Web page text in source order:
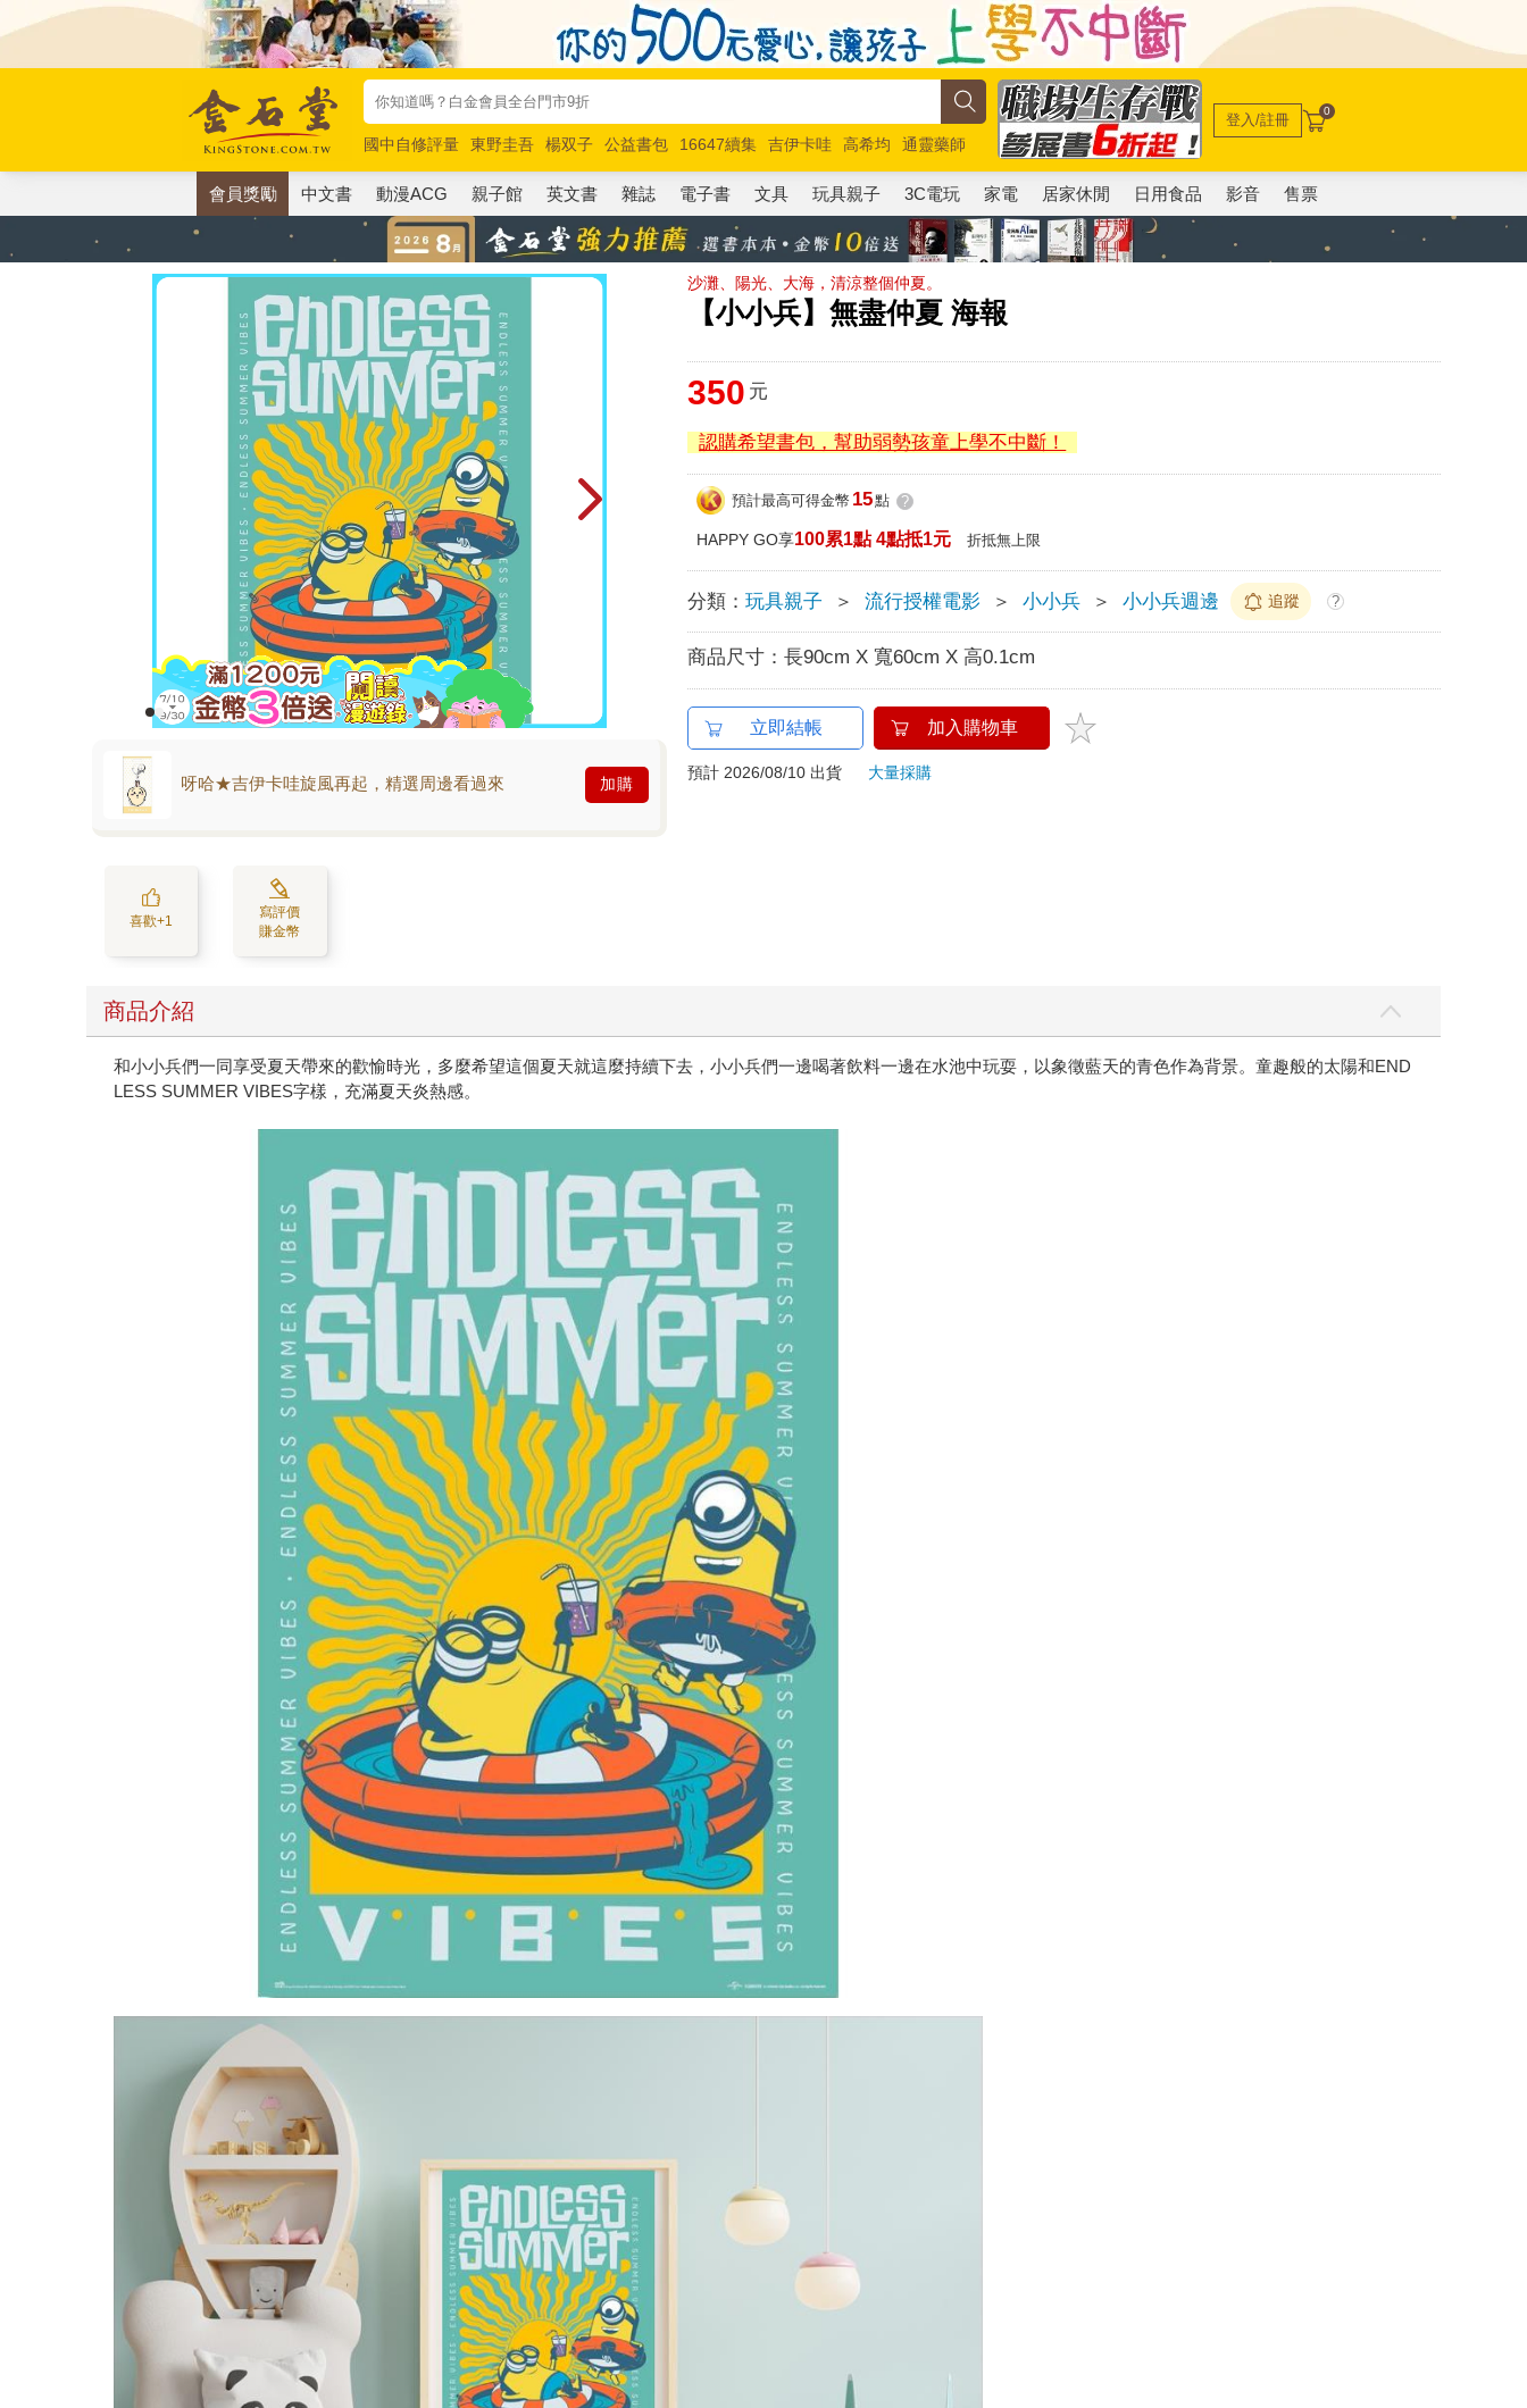
國中自修評量 東野圭吾 楊双子 公益書包 16647續集 吉伊卡哇 高希均
通靈藥師
唯紅花綻放
奧德賽 路邊攤新作 馬斯克 玩具總動員5 超慢跑
登入/註冊 0
會員獎勵 中文書 動漫ACG 親子館 英文書 雜誌 電子書 文具 玩具親子 3C電玩 家電 居家休閒 日用食品 影音 售票
沙灘、陽光、大海，清涼整個仲夏。
【小小兵】無盡仲夏 海報
呀哈★吉伊卡哇旋風再起，精選周邊看過來 加購
喜歡+1
寫評價
賺金幣
350 元
認購希望書包，幫助弱勢孩童上學不中斷！
預計最高可得金幣 15點 ?
HAPPY GO享100累1點 4點抵1元 折抵無上限
分類：玩具親子 ＞ 流行授權電影 ＞ 小小兵 ＞ 小小兵週邊 追蹤 ?
商品尺寸：長90cm X 寬60cm X 高0.1cm
立即結帳 加入購物車
預計 2026/08/10 出貨 大量採購
商品介紹
和小小兵們一同享受夏天帶來的歡愉時光，多麼希望這個夏天就這麼持續下去，小小兵們一邊喝著飲料一邊在水池中玩耍，以象徵藍天的青色作為背景。童趣般的太陽和END
LESS SUMMER VIBES字樣，充滿夏天炎熱感。